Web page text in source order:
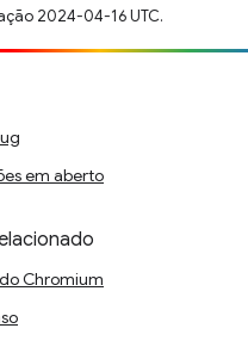
2024-04-16 UTC.
em aberto
Chromium